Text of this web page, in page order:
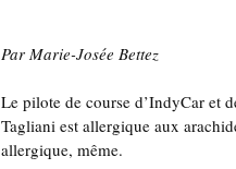
Par Marie-Josée Bettez
Le pilote de course d’IndyCar et
Tagliani est allergique aux
allergique, même.